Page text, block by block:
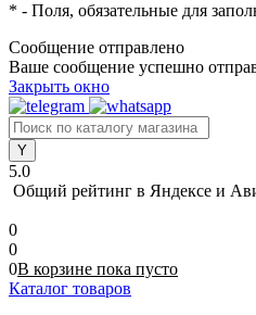
* - Поля, обязательные для
Сообщение отправлено
Ваше сообщение успешно
Закрыть окно
5.0
Общий рейтинг в Яндексе и
0
0
0В корзине пока пусто
Каталог товаров